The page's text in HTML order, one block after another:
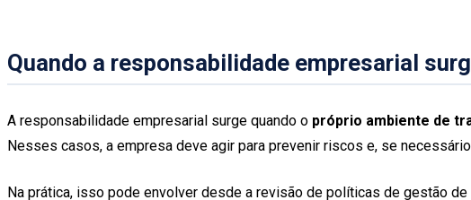
Quando a responsabilidade empresarial
A responsabilidade empresarial surge quando o próprio ambiente de
Nesses casos, a empresa deve agir para prevenir riscos e, se
Na prática, isso pode envolver desde a revisão de políticas de gestão